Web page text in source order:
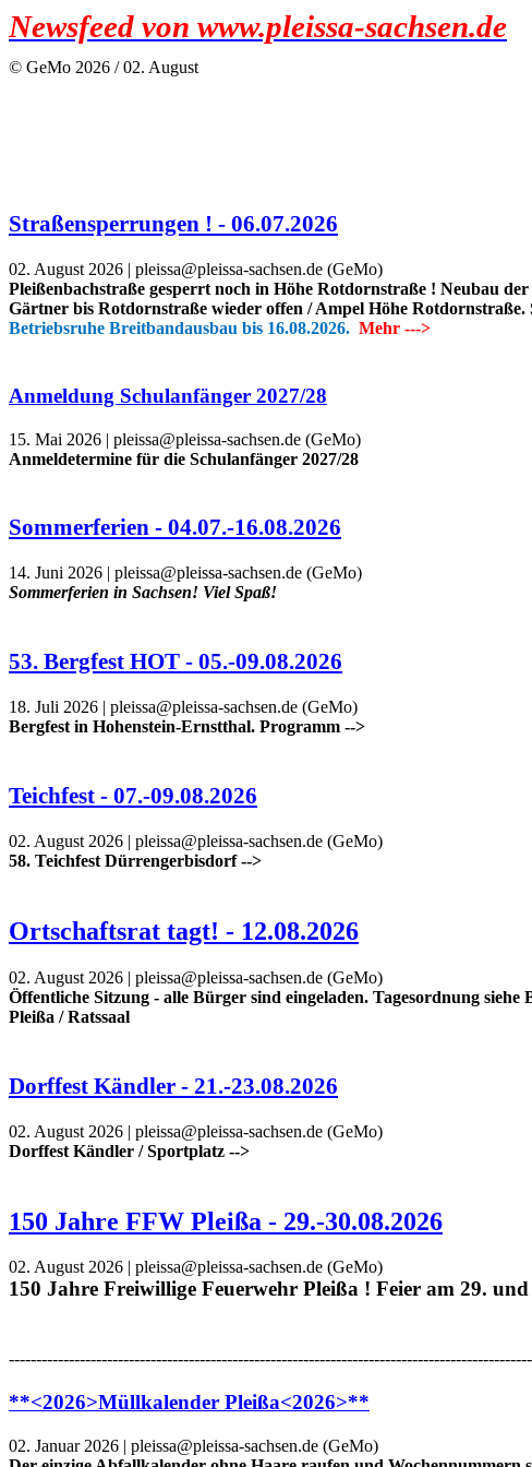
Newsfeed von www.pleissa-sachsen.de
© GeMo 2026 / 02. August
Straßensperrungen ! - 06.07.2026
‎‎02. August 2026 | pleissa@pleissa-sachsen.de (GeMo)
Pleißenbachstraße gesperrt noch in Höhe Rotdornstraße ! Neubau
Gärtner bis Rotdornstraße wieder offen / Ampel Höhe
Betriebsruhe Breitbandausbau bis 16.08.2026. Mehr --->
Anmeldung Schulanfänger 2027/28
‎‎15. ‎Mai ‎2026 | pleissa@pleissa-sachsen.de (GeMo)
Anmeldetermine für die Schulanfänger 2027/28
Sommerferien - 04.07.-16.08.2026
‎‎14. ‎Juni ‎2026 | pleissa@pleissa-sachsen.de (GeMo)
Sommerferien in Sachsen! Viel Spaß!
53. Bergfest HOT - 05.-09.08.2026
‎18. ‎Juli ‎2026 | pleissa@pleissa-sachsen.de (GeMo)
Bergfest in Hohenstein-Ernstthal. Programm -->
Teichfest - 07.-09.08.2026
‎0‎2. ‎August ‎2026 | pleissa@pleissa-sachsen.de (GeMo)
58. Teichfest Dürrengerbisdorf-->
Ortschaftsrat tagt! - 12.08.2026
‎0‎2. ‎August ‎2026 | pleissa@pleissa-sachsen.de (GeMo)
Öffentliche Sitzung - alle Bürger sind eingeladen. Tagesordnung
Pleißa / Ratssaal
Dorffest Kändler - 21.-23.08.2026
‎0‎2. ‎August ‎2026 | pleissa@pleissa-sachsen.de (GeMo)
Dorffest Kändler / Sportplatz -->
150 Jahre FFW Pleißa - 29.-30.08.2026
‎0‎2. ‎August ‎2026 | pleissa@pleissa-sachsen.de (GeMo)
150 Jahre Freiwillige Feuerwehr Pleißa ! Feier am 29.
**<2026>Müllkalender Pleißa<2026>**
‎02. Januar 2026 ‏‎| pleissa@pleissa-sachsen.de (GeMo)